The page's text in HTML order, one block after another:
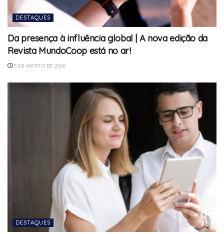
DESTAQUES
Da presença à influência global | A nova edição da
Revista MundoCoop está no ar!
5 DE AGOSTO DE 2026
DESTAQUES